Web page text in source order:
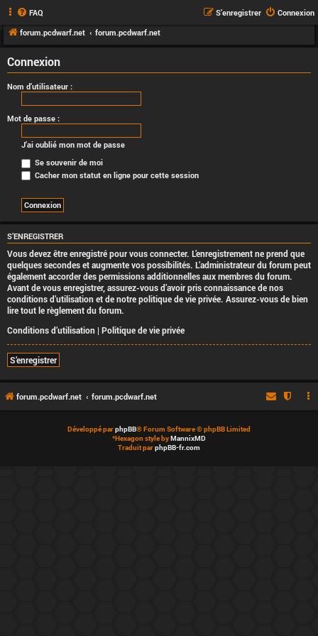
FAQ Connexion
S’enregistrer
forum.pcdwarf.net
forum.pcdwarf.net
Connexion
Nom d’utilisateur :
Mot de passe :
J’ai oublié mon mot de passe
Se souvenir de moi
Cacher mon statut en ligne pour cette session
S’ENREGISTRER
Vous devez être enregistré pour vous connecter. L’enregistrement ne prend que
quelques secondes et augmente vos possibilités. L’administrateur du forum peut
également accorder des permissions additionnelles aux membres du forum.
Avant de vous enregistrer, assurez-vous d’avoir pris connaissance de nos
conditions d’utilisation et de notre politique de vie privée. Assurez-vous de bien
lire tout le règlement du forum.
Conditions d’utilisation | Politique de vie privée
S’enregistrer
forum.pcdwarf.net forum.pcdwarf.net
Développé parphpBB® Forum Software © phpBB Limited
*Hexagon style byMannixMD
Traduit parphpBB-fr.com